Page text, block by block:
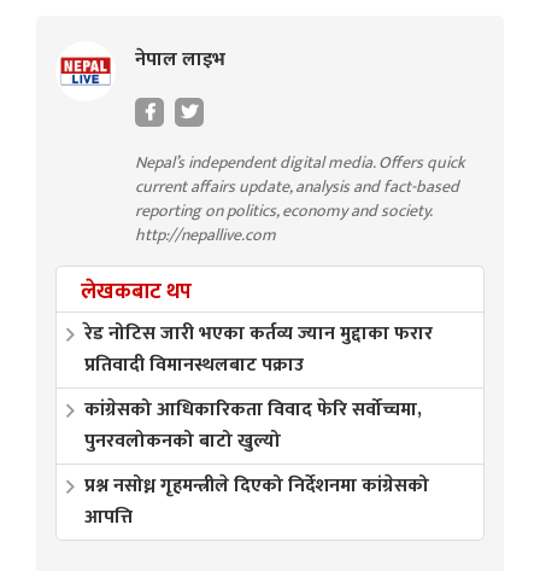
नेपाल लाइभ
Nepal’s independent digital media. Offers quick
current affairs update, analysis and fact-based
reporting on politics, economy and society.
http://nepallive.com
लेखकबाट थप
रेड नोटिस जारी भएका कर्तव्य ज्यान मुद्दाका फरार
प्रतिवादी विमानस्थलबाट पक्राउ
कांग्रेसको आधिकारिकता विवाद फेरि सर्वोच्चमा,
पुनरवलोकनको बाटो खुल्यो
प्रश्न नसोध्न गृहमन्त्रीले दिएको निर्देशनमा कांग्रेसको
आपत्ति